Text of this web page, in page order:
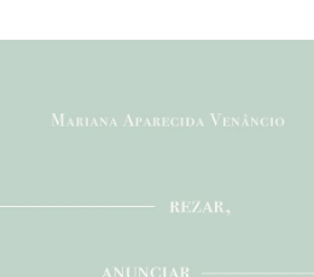
santo agostinho